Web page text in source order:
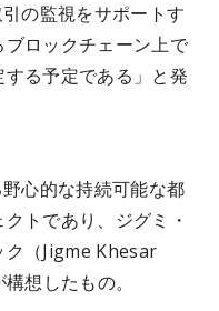
の監視をサポートす
ロックチェーン上で
る予定である」と発
心的な持続可能な都
トであり、ジグミ・
ク（Jigme Khesar
想したもの。